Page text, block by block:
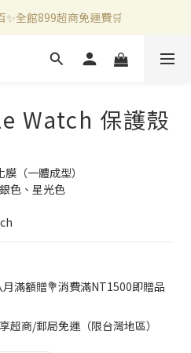
✨全館899超商免運費🛒
✨全館899超商免運費🛒
🤍加入領取50元購物金✨
Watch 保護殼
（一體成型）
色、星光色
滿額贈💐消費滿NT1500即贈品
超商/郵局免運（限台灣地區）